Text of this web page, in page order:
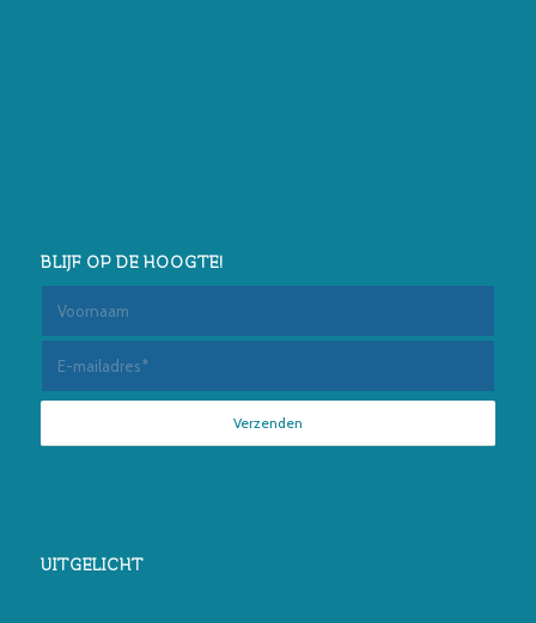
BLIJF OP DE HOOGTE!
UITGELICHT